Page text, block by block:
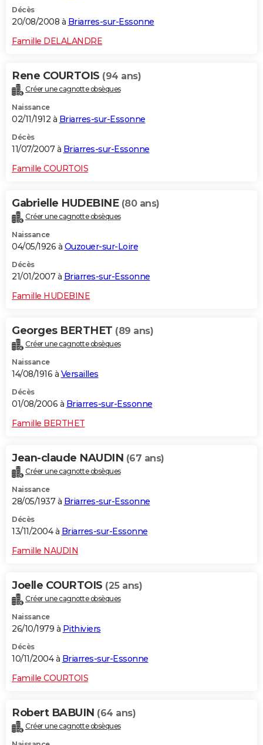
Décès
20/08/2008 à Briarres-sur-Essonne
Famille DELALANDRE
Rene COURTOIS (94 ans)
Créer une cagnotte obsèques
Naissance
02/11/1912 à Briarres-sur-Essonne
Décès
11/07/2007 à Briarres-sur-Essonne
Famille COURTOIS
Gabrielle HUDEBINE (80 ans)
Créer une cagnotte obsèques
Naissance
04/05/1926 à Ouzouer-sur-Loire
Décès
21/01/2007 à Briarres-sur-Essonne
Famille HUDEBINE
Georges BERTHET (89 ans)
Créer une cagnotte obsèques
Naissance
14/08/1916 à Versailles
Décès
01/08/2006 à Briarres-sur-Essonne
Famille BERTHET
Jean-claude NAUDIN (67 ans)
Créer une cagnotte obsèques
Naissance
28/05/1937 à Briarres-sur-Essonne
Décès
13/11/2004 à Briarres-sur-Essonne
Famille NAUDIN
Joelle COURTOIS (25 ans)
Créer une cagnotte obsèques
Naissance
26/10/1979 à Pithiviers
Décès
10/11/2004 à Briarres-sur-Essonne
Famille COURTOIS
Robert BABUIN (64 ans)
Créer une cagnotte obsèques